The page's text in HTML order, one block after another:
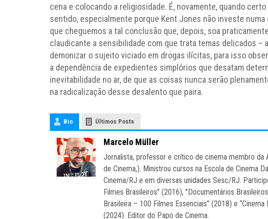
cena e colocando a religiosidade. É, novamente, quando
sentido, especialmente porque Kent Jones não investe
que cheguemos a tal conclusão que, depois, soa
claudicante a sensibilidade com que trata temas delicados –
demonizar o sujeito viciado em drogas ilícitas, para isso
a dependência de expedientes simplórios que desatam
inevitabilidade no ar, de que as coisas nunca serão
na radicalização desse desalento que paira.
Bio Últimos Posts
Marcelo Müller
Jornalista, professor e crítico de cinema membro da
de Cinema,). Ministrou cursos na Escola de Cinema
Cinema/RJ e em diversas unidades Sesc/RJ.
Filmes Brasileiros" (2016), "Documentários
Brasileira – 100 Filmes Essenciais" (2018) e
(2024). Editor do Papo de Cinema.